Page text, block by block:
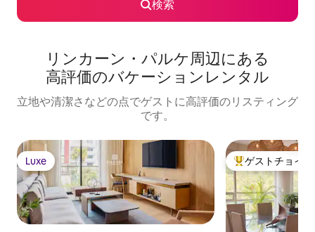
検索
リンカーン・パルケ⁠周⁠辺⁠に⁠あ⁠る
高⁠評⁠価⁠のバ⁠ケ⁠ー⁠シ⁠ョ⁠ン⁠レ⁠ン⁠タ⁠ル
立地や清潔さなどの点でゲストに高評価のリスティング
です。
Luxe
Luxe 大好評のゲスト
ゲストチョイス